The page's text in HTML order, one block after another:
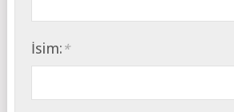
İsim: *